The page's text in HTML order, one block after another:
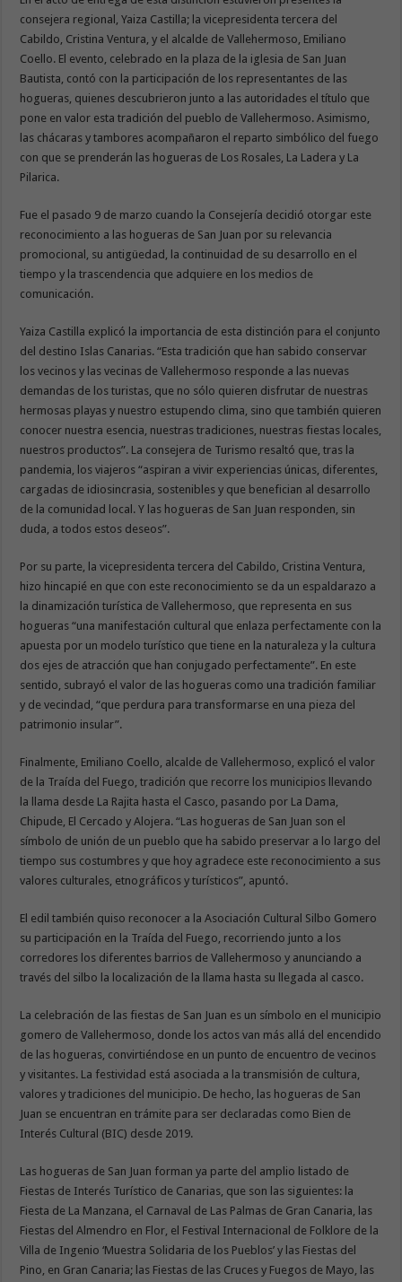
consejera regional, Yaiza Castilla; la vicepresidenta tercera del
Cabildo, Cristina Ventura, y el alcalde de Vallehermoso, Emiliano
Coello. El evento, celebrado en la plaza de la iglesia de San Juan
Bautista, contó con la participación de los representantes de las
hogueras, quienes descubrieron junto a las autoridades el título que
pone en valor esta tradición del pueblo de Vallehermoso. Asimismo,
las chácaras y tambores acompañaron el reparto simbólico del fuego
con que se prenderán las hogueras de Los Rosales, La Ladera y La
Pilarica.
Fue el pasado 9 de marzo cuando la Consejería decidió otorgar este
reconocimiento a las hogueras de San Juan por su relevancia
promocional, su antigüedad, la continuidad de su desarrollo en el
tiempo y la trascendencia que adquiere en los medios de
comunicación.
Yaiza Castilla explicó la importancia de esta distinción para el conjunto
del destino Islas Canarias. “Esta tradición que han sabido conservar
los vecinos y las vecinas de Vallehermoso responde a las nuevas
demandas de los turistas, que no sólo quieren disfrutar de nuestras
hermosas playas y nuestro estupendo clima, sino que también quieren
conocer nuestra esencia, nuestras tradiciones, nuestras fiestas locales,
nuestros productos”. La consejera de Turismo resaltó que, tras la
pandemia, los viajeros “aspiran a vivir experiencias únicas, diferentes,
cargadas de idiosincrasia, sostenibles y que benefician al desarrollo
de la comunidad local. Y las hogueras de San Juan responden, sin
duda, a todos estos deseos”.
Por su parte, la vicepresidenta tercera del Cabildo, Cristina Ventura,
hizo hincapié en que con este reconocimiento se da un espaldarazo a
la dinamización turística de Vallehermoso, que representa en sus
hogueras “una manifestación cultural que enlaza perfectamente con la
apuesta por un modelo turístico que tiene en la naturaleza y la cultura
dos ejes de atracción que han conjugado perfectamente”. En este
sentido, subrayó el valor de las hogueras como una tradición familiar
y de vecindad, “que perdura para transformarse en una pieza del
patrimonio insular”.
Finalmente, Emiliano Coello, alcalde de Vallehermoso, explicó el valor
de la Traída del Fuego, tradición que recorre los municipios llevando
la llama desde La Rajita hasta el Casco, pasando por La Dama,
Chipude, El Cercado y Alojera. “Las hogueras de San Juan son el
símbolo de unión de un pueblo que ha sabido preservar a lo largo del
tiempo sus costumbres y que hoy agradece este reconocimiento a sus
valores culturales, etnográficos y turísticos”, apuntó.
El edil también quiso reconocer a la Asociación Cultural Silbo Gomero
su participación en la Traída del Fuego, recorriendo junto a los
corredores los diferentes barrios de Vallehermoso y anunciando a
través del silbo la localización de la llama hasta su llegada al casco.
La celebración de las fiestas de San Juan es un símbolo en el municipio
gomero de Vallehermoso, donde los actos van más allá del encendido
de las hogueras, convirtiéndose en un punto de encuentro de vecinos
y visitantes. La festividad está asociada a la transmisión de cultura,
valores y tradiciones del municipio. De hecho, las hogueras de San
Juan se encuentran en trámite para ser declaradas como Bien de
Interés Cultural (BIC) desde 2019.
Las hogueras de San Juan forman ya parte del amplio listado de
Fiestas de Interés Turístico de Canarias, que son las siguientes: la
Fiesta de La Manzana, el Carnaval de Las Palmas de Gran Canaria, las
Fiestas del Almendro en Flor, el Festival Internacional de Folklore de la
Villa de Ingenio ‘Muestra Solidaria de los Pueblos’ y las Fiestas del
Pino, en Gran Canaria; las Fiestas de las Cruces y Fuegos de Mayo, las